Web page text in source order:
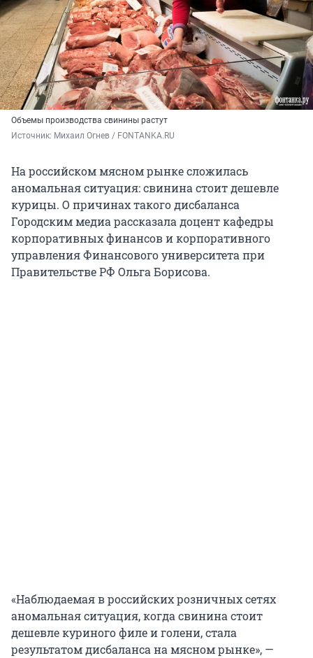
Объемы производства свинины растут
Источник: Михаил Огнев / FONTANKA.RU
На российском мясном рынке сложилась
аномальная ситуация: свинина стоит дешевле
курицы. О причинах такого дисбаланса
Городским медиа рассказала доцент кафедры
корпоративных финансов и корпоративного
управления Финансового университета при
Правительстве РФ Ольга Борисова.
«Наблюдаемая в российских розничных сетях
аномальная ситуация, когда свинина стоит
дешевле куриного филе и голени, стала
результатом дисбаланса на мясном рынке», —